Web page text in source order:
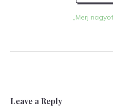
„Merj
Leave a Reply